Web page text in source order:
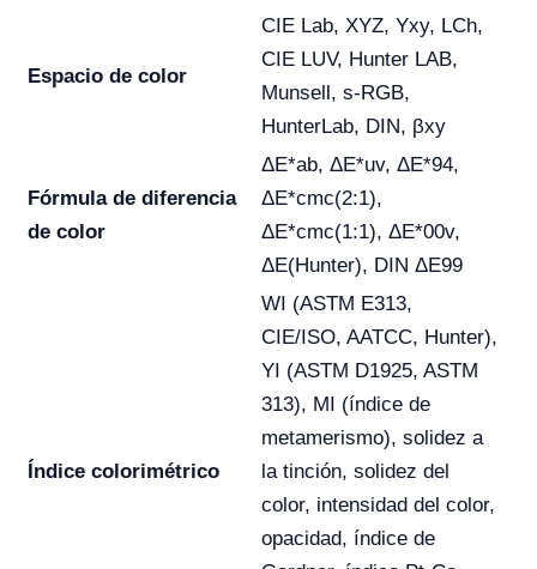
Espacio de color
CIE Lab, XYZ, Yxy, LCh,
CIE LUV, Hunter LAB,
Munsell, s-RGB,
HunterLab, DIN, βxy
Fórmula de diferencia
de color
ΔE*ab, ΔE*uv, ΔE*94,
ΔE*cmc(2:1),
ΔE*cmc(1:1), ΔE*00v,
ΔE(Hunter), DIN ΔE99
Índice colorimétrico
WI (ASTM E313,
CIE/ISO, AATCC, Hunter),
YI (ASTM D1925, ASTM
313), MI (índice de
metamerismo), solidez a
la tinción, solidez del
color, intensidad del color,
opacidad, índice de